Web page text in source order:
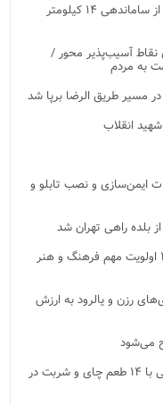
چالوس آماده جهشی تازه در مسیر توسعه/ از ساماندهی ۱۴ کیلومتر
نقاط آسیب‌پذیر محور /
به مردم
انقلاب
ایمن‌سازی و نصب تابلو و
توسعه باغ هنر و برگزاری رویدادهای ملی ۲ اولویت مهم فرهنگ و هنر
رزن و یالرود به ارزش
می‌شود
پذیرایی متفاوت و باشکوه از عزاداران حسینی با ۱۴ طعم چای و شربت در